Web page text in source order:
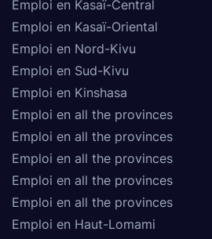
Emploi en Kasaï-Central
Emploi en Kasaï-Oriental
Emploi en Nord-Kivu
Emploi en Sud-Kivu
Emploi en Kinshasa
Emploi en all the provinces
Emploi en all the provinces
Emploi en all the provinces
Emploi en all the provinces
Emploi en all the provinces
Emploi en Haut-Lomami